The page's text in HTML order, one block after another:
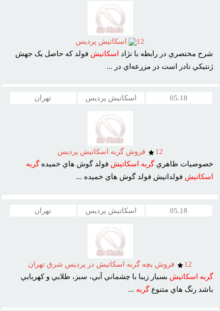
12
اسکاتيش پرديس
شرح مختصري در رابطه با نژاد
اسکاتيش فولد که حاصل يک جهش
ژنتيکي نادر است در مزرعه‌اي در ...
05.18 اسکاتیش پردیس تهران
12
فروش گربه اسکاتيش پرديس
خصوصيات ظاهريگربه اسکاتيش فولد گوش هاي خميدهگربه
اسکاتيش فولداتيش فولد گوش هاي خميده ...
05.18 اسکاتیش پردیس تهران
12
فروش بچه گربه اسکاتيش در پرديس شرق تهران
گربه
اسکاتيش بسيار زيبا با چشماني آبي، سبز، طلايي و کهربايي
باشد رنگ هاي متنوعگربه ...